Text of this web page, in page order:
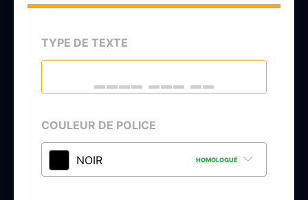
TYPE DE TEXTE
COULEUR DE POLICE
NOIR HOMOLOGUÉ